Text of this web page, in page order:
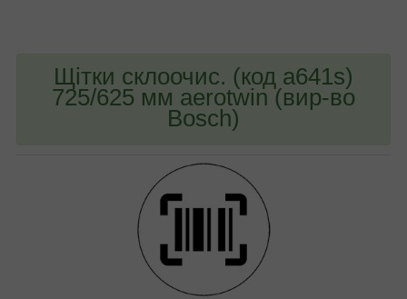
Щітки склоочис. (код a641s)
725/625 мм aerotwin (вир-во
Bosch)